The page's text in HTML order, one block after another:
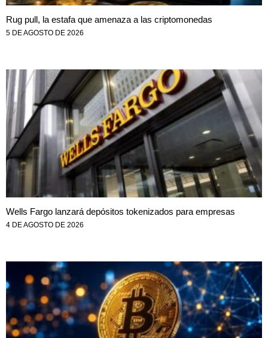
Rug pull, la estafa que amenaza a las criptomonedas
5 DE AGOSTO DE 2026
Wells Fargo lanzará depósitos tokenizados para empresas
4 DE AGOSTO DE 2026